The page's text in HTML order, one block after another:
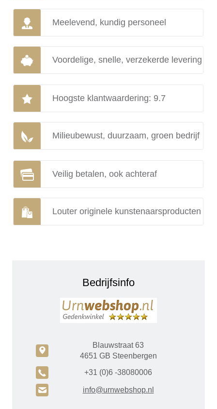
Meelevend, kundig personeel
Voordelige, snelle, verzekerde levering
Hoogste klantwaardering: 9.7
Milieubewust, duurzaam, groen bedrijf
Veilig betalen, ook achteraf
Louter originele kunstenaarsproducten
Bedrijfsinfo
c
Blauwstraat 63
4651 GB Steenbergen
A +31 (0)6 -38080006
H info@urnwebshop.nl